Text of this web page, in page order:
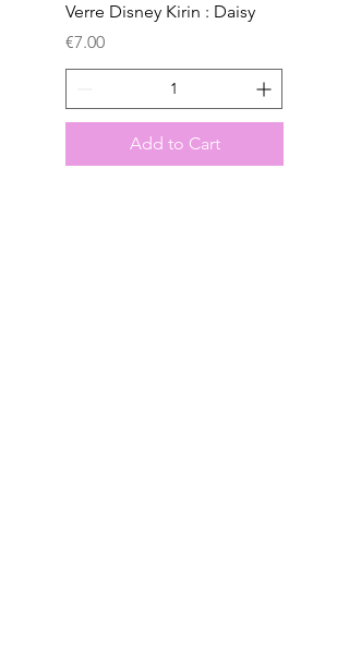
Verre Disney Kirin : Daisy
Price
€7.00
Add to Cart